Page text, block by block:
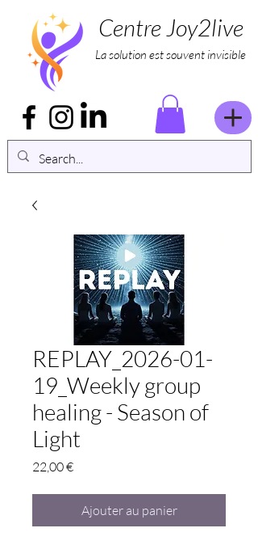
Centre Joy2live
La solution est souvent invisible
REPLAY_2026-01-
19_Weekly group
healing - Season of
Light
22,00 €Prix
Ajouter au panier